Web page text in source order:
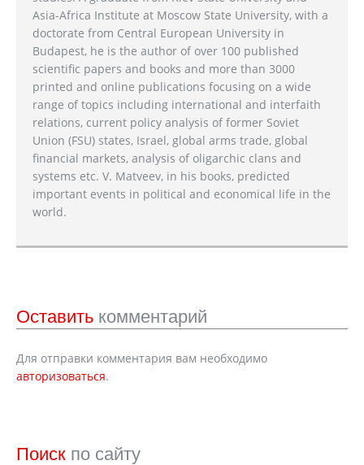
Asia-Africa Institute at Moscow State University, with a
doctorate from Central European University in
Budapest, he is the author of over 100 published
scientific papers and books and more than 3000
printed and online publications focusing on a wide
range of topics including international and interfaith
relations, current policy analysis of former Soviet
Union (FSU) states, Israel, global arms trade, global
financial markets, analysis of oligarchic clans and
systems etc. V. Matveev, in his books, predicted
important events in political and economical life in the
world.
Оставить комментарий
Для отправки комментария вам необходимо
авторизоваться.
Поиск по сайту